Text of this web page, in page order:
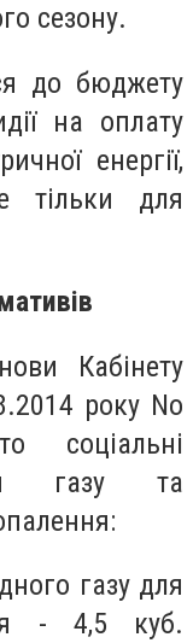
сезону.
до бюджету
на оплату
енергії,
тільки для
Кабінету
року No
соціальні
газу та
газу для
- 4,5 куб.